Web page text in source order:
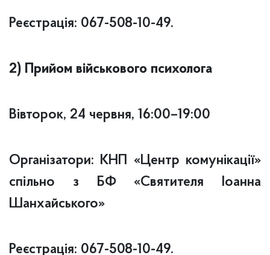
Реєстрація: 067-508-10-49.
2) Прийом військового психолога
Вівторок, 24 червня, 16:00–19:00
Організатори: КНП «Центр комунікації»
спільно з БФ «Святителя Іоанна
Шанхайського»
Реєстрація: 067-508-10-49.